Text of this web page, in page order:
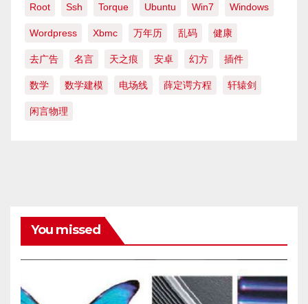
Root Ssh Torque Ubuntu Win7 Windows
Wordpress Xbmc 万年历 乱码 健康
去广告 名言 天之痕 安卓 幻方 插件
数学 数学建模 电场线 薛定谔方程 轩辕剑
闲言物理
You missed